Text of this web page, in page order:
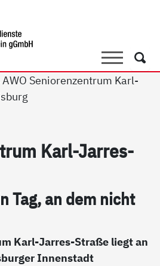
SucheSuche
Karl-Jar­res-
Tag, an dem nicht
Karl-Jarres-Straße liegt an
Innenstadt